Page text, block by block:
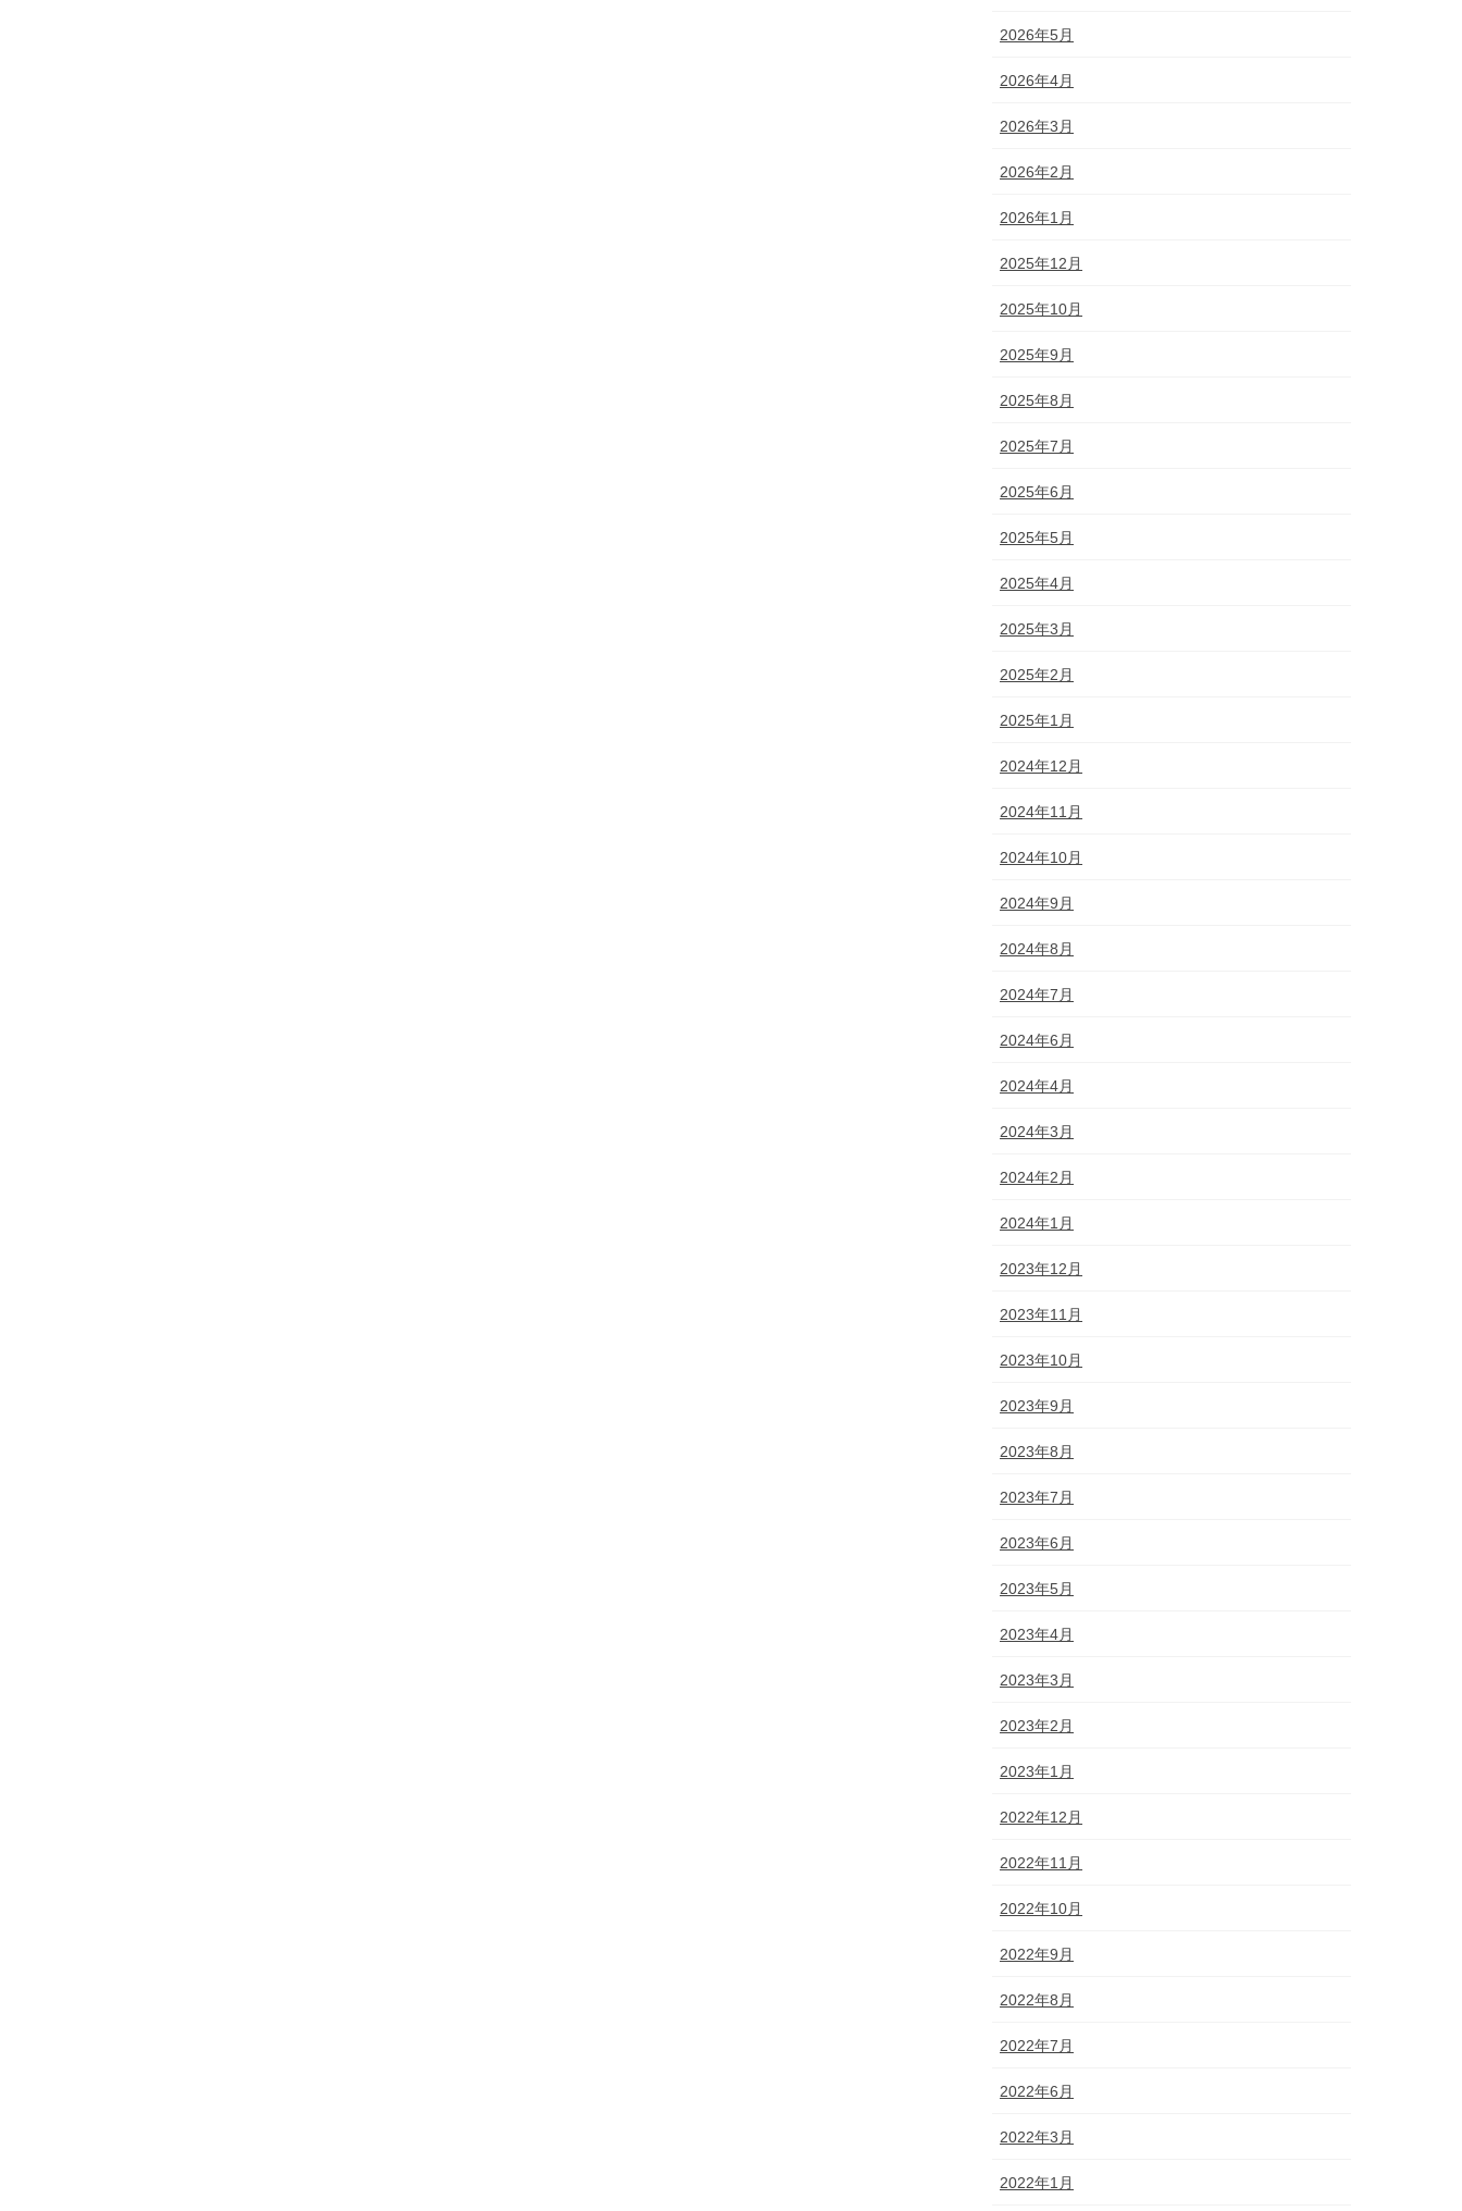
2026年5月
2026年4月
2026年3月
2026年2月
2026年1月
2025年12月
2025年10月
2025年9月
2025年8月
2025年7月
2025年6月
2025年5月
2025年4月
2025年3月
2025年2月
2025年1月
2024年12月
2024年11月
2024年10月
2024年9月
2024年8月
2024年7月
2024年6月
2024年4月
2024年3月
2024年2月
2024年1月
2023年12月
2023年11月
2023年10月
2023年9月
2023年8月
2023年7月
2023年6月
2023年5月
2023年4月
2023年3月
2023年2月
2023年1月
2022年12月
2022年11月
2022年10月
2022年9月
2022年8月
2022年7月
2022年6月
2022年3月
2022年1月